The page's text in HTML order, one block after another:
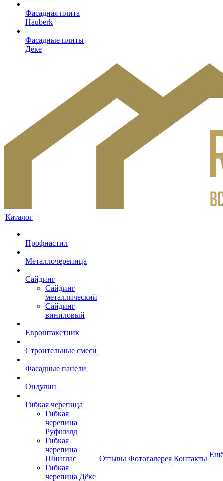
Фасадная плита
Hauberk
Фасадные плиты
Дёке
Каталог
Профнастил
Металлочерепица
Сайдинг
Сайдинг
металлический
Сайдинг
виниловый
Евроштакетник
Строительные смеси
Фасадные панели
Ондулин
Гибкая черепица
Гибкая
черепица
Руфшилд
Гибкая
черепица
Шинглас
Гибкая
черепица Дёке
Отзывы Фотогалерея Контакты Ещё